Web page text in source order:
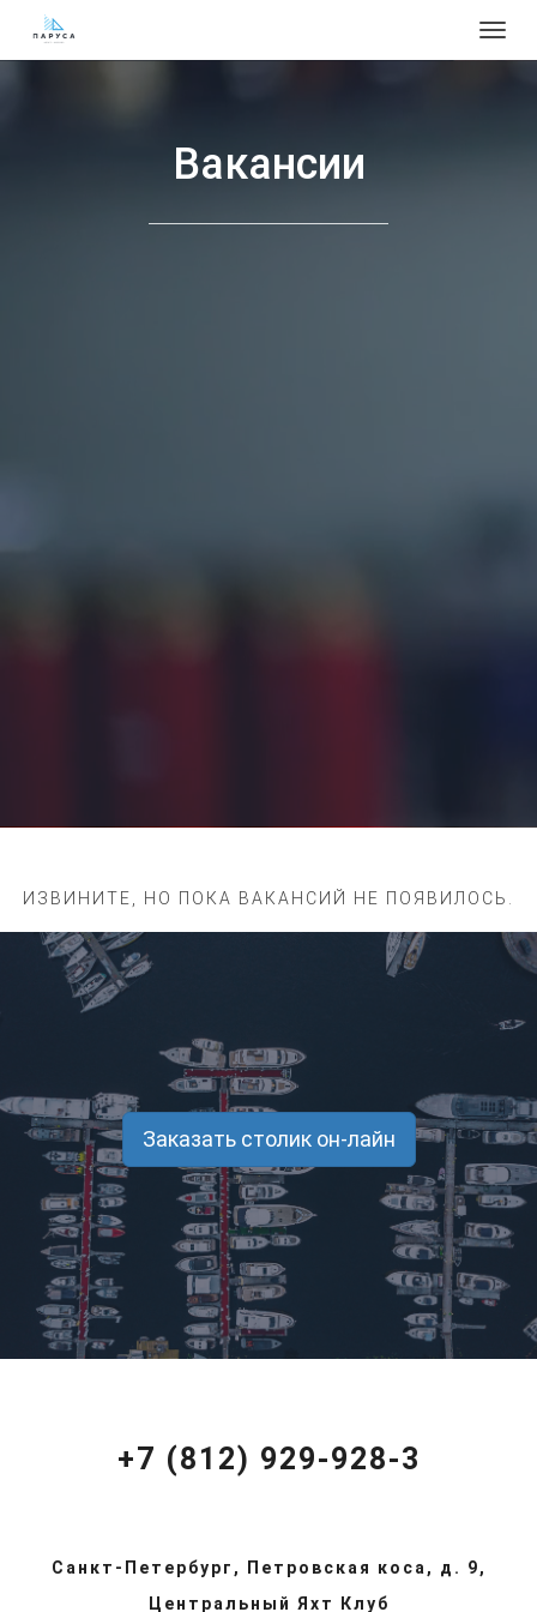
Вакансии
ИЗВИНИТЕ, НО ПОКА ВАКАНСИЙ НЕ ПОЯВИЛОСЬ.
Заказать столик он-лайн
+7 (812) 929-928-3
Санкт-Петербург, Петровская коса, д. 9,
Центральный Яхт Клуб